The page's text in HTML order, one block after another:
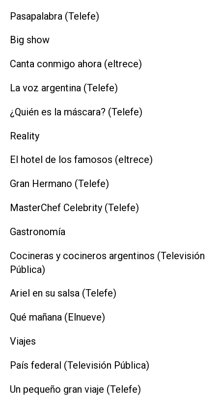
Pasapalabra (Telefe)
Big show
Canta conmigo ahora (eltrece)
La voz argentina (Telefe)
¿Quién es la máscara? (Telefe)
Reality
El hotel de los famosos (eltrece)
Gran Hermano (Telefe)
MasterChef Celebrity (Telefe)
Gastronomía
Cocineras y cocineros argentinos (Televisión
Pública)
Ariel en su salsa (Telefe)
Qué mañana (Elnueve)
Viajes
País federal (Televisión Pública)
Un pequeño gran viaje (Telefe)